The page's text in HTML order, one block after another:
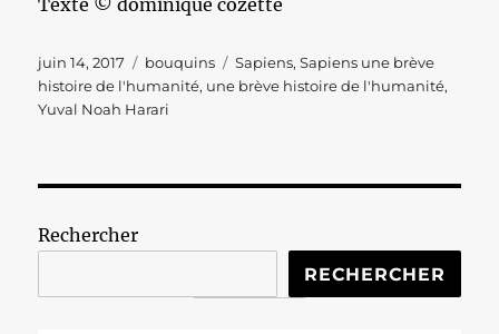
Texte © dominique cozette
Publié
le
juin 14, 2017 Catégories
bouquins Étiquettes
Sapiens,Sapiens une brève
histoire de l'humanité, une brève histoire de l'humanité,
Yuval Noah Harari
Rechercher
RECHERCHER